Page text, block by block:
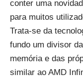
conter uma
para muitos
Trata-se da
fundo um divisor
memória e das
similar ao AMD